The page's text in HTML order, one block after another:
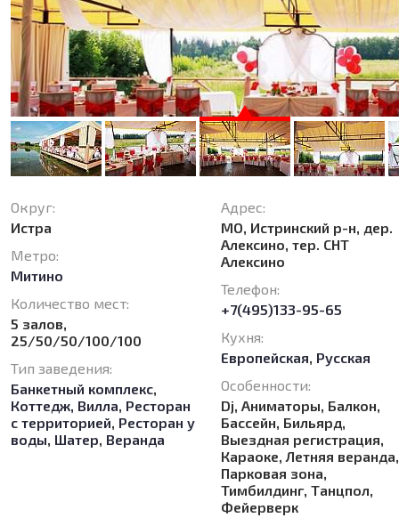
Округ:
Истра
Метро:
Митино
Количество мест:
5 залов,
25/50/50/100/100
Тип заведения:
Банкетный комплекс,
Коттедж, Вилла, Ресторан
с территорией, Ресторан у
воды, Шатер, Веранда
Адрес:
МО, Истринский р-н, дер.
Алексино, тер. СНТ
Алексино
Телефон:
+7(495)133-95-65
Кухня:
Европейская, Русская
Особенности:
Dj, Аниматоры, Балкон,
Бассейн, Бильярд,
Выездная регистрация,
Караоке, Летняя веранда,
Парковая зона,
Тимбилдинг, Танцпол,
Фейерверк